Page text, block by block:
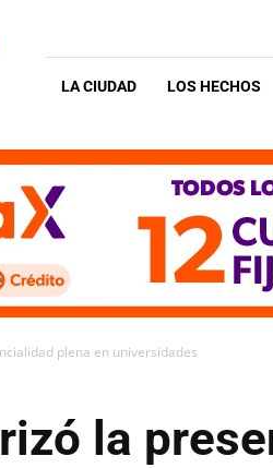
LA CIUDAD LOS HECHOS
plena en universidades
la